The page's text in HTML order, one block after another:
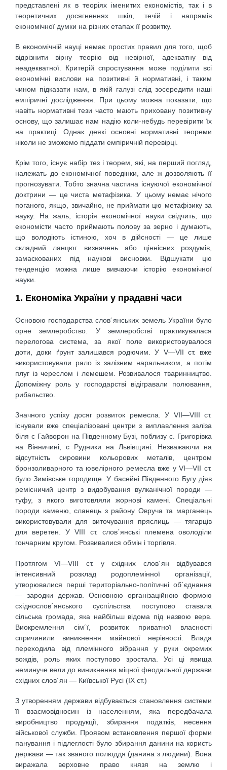
представлені як в теоріях іменитих економістів, так і в
теоретичних досягненнях шкіл, течій і напрямів
економічної думки на різних етапах її розвитку.
В економічній науці немає простих правил для того, щоб
відрізнити вірну теорію від невірної, адекватну від
неадекватної. Критерій спростування може поділити всі
економічні вислови на позитивні й нормативні, і таким
чином підказати нам, в якій галузі слід зосередити наші
емпіричні дослідження. При цьому можна показати, що
навіть нормативні тези часто мають приховану позитивну
основу, що залишає нам надію коли-небудь перевірити їх
на практиці. Однак деякі основні нормативні теореми
ніколи не зможемо піддати емпіричній перевірці.
Крім того, існує набір тез і теорем, які, на перший погляд,
належать до економічної поведінки, але ж дозволяють її
прогнозувати. Тобто значна частина існуючої економічної
доктрини — це чиста метафізика. У цьому немає нічого
поганого, якщо, звичайно, не приймати цю метафізику за
науку. На жаль, історія економічної науки свідчить, що
економісти часто приймають полову за зерно і думають,
що володіють істиною, хоч в дійсності — це лише
складний ланцюг визначень або ціннісних роздумів,
замаскованих під наукові висновки. Відшукати цю
тенденцію можна лише вивчаючи історію економічної
науки.
1. Економіка України у прадавні часи
Основою господарства слов´янських земель України було
орне землеробство. У землеробстві практикувалася
перелогова система, за якої поле використовувалося
доти, доки ґрунт залишався родючим. У V—VII ст. вже
використовували рало із залізним наральником, а потім
плуг із череслом і лемешем. Розвивалося тваринництво.
Допоміжну роль у господарстві відігравали полювання,
рибальство.
Значного успіху досяг розвиток ремесла. У VII—VIII ст.
існували вже спеціалізовані центри з виплавлення заліза
біля с Гайворон на Південному Бузі, поблизу с. Григорівка
на Вінничині, с Рудники на Львівщині. Незважаючи на
відсутність сировини кольорових металів, центром
бронзоливарного та ювелірного ремесла вже у VI—VII ст.
було Зимівське городище. У басейні Південного Бугу діяв
ремісничий центр з видобування вулканічної породи —
туфу, з якого виготовляли жорнові камені. Спеціальні
породи каменю, сланець з району Овруча та марганець
використовували для виточування пряслиць — тягарців
для веретен. У VIII ст. слов´янські племена оволоділи
гончарним кругом. Розвивалися обмін і торгівля.
Протягом VI—VIII ст. у східних слов´ян відбувався
інтенсивний розклад родоплемінної організації,
утворювалися перші територіально-політичні об´єднання
— зародки держав. Основною організаційною формою
східнослов´янського суспільства поступово ставала
сільська громада, яка найбільш відома під назвою верв.
Виокремлення сім´ї, розвиток приватної власності
спричинили виникнення майнової нерівності. Влада
переходила від племінного зібрання у руки окремих
вождів, роль яких поступово зростала. Усі ці явища
неминуче вели до виникнення міцної феодальної держави
східних слов´ян — Київської Русі (IX ст.)
З утворенням держави відбувається становлення системи
її взаємовідносин із населенням, яка передбачала
виробництво продукції, збирання податків, несення
військової служби. Проявом встановлення першої форми
панування і підлеглості було збирання данини на користь
держави — так званого полюддя (данина з людини). Вона
виражала верховне право князя на землю і